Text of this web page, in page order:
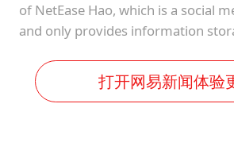
of NetEase Hao, which is a social
and only provides information
打开网易新闻体验